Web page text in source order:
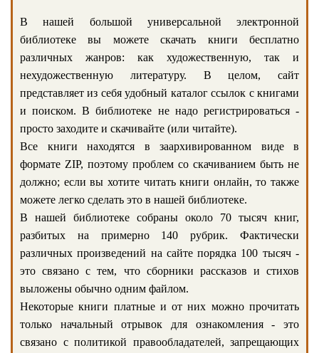
В нашей большой универсальной электронной
библиотеке вы можете скачать книги бесплатно
различных жанров: как художественную, так и
нехудожественную литературу. В целом, сайт
представляет из себя удобный каталог ссылок с книгами
и поиском. В библиотеке не надо регистрироваться -
просто заходите и скачивайте (или читайте).
Все книги находятся в заархивированном виде в
формате ZIP, поэтому проблем со скачиванием быть не
должно; если вы хотите читать книги онлайн, то также
можете легко сделать это в нашей библиотеке.
В нашей библиотеке собраны около 70 тысяч книг,
разбитых на примерно 140 рубрик. Фактически
различных произведений на сайте порядка 100 тысяч -
это связано с тем, что сборники рассказов и стихов
выложены обычно одним файлом.
Некоторые книги платные и от них можно прочитать
только начальный отрывок для ознакомления - это
связано с политикой правообладателей, запрещающих